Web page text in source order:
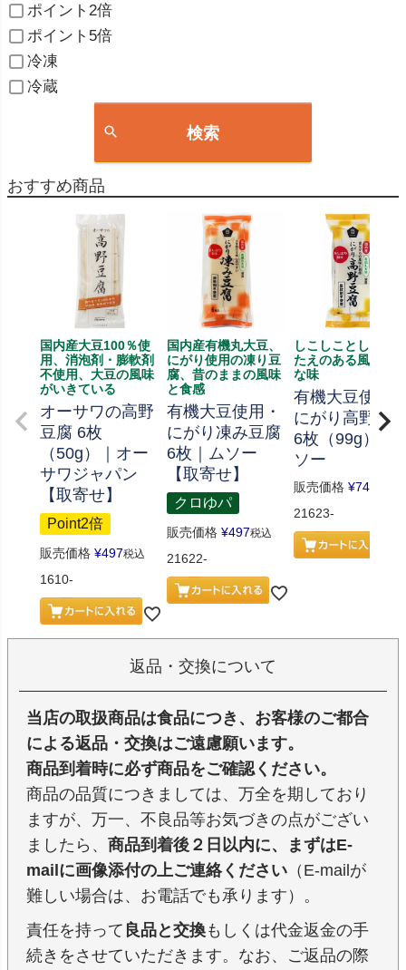
ポイント2倍
ポイント5倍
冷凍
冷蔵
検索
おすすめ商品
国内産大豆100％使
用、消泡剤・膨軟剤
不使用、大豆の風味
がいきている
オーサワの高野
豆腐 6枚
（50g）｜オー
サワジャパン
【取寄せ】
Point2倍
販売価格 ¥497税込
1610-
国内産有機丸大豆、
にがり使用の凍り豆
腐、昔のままの風味
と食感
有機大豆使用・
にがり凍み豆腐
6枚｜ムソー
【取寄せ】
クロゆパ
販売価格 ¥497税込
21622-
しこしことした歯
たえのある風味豊
な味
有機大豆使用
にがり高野豆
6枚（99g）｜
ソー
販売価格 ¥745
21623-
返品・交換について
当店の取扱商品は食品につき、お客様のご都合
による返品・交換はご遠慮願います。
商品到着時に必ず商品をご確認ください。
商品の品質につきましては、万全を期しており
ますが、万一、不良品等お気づきの点がござい
ましたら、 商品到着後２日以内に、まずはE-
mailに画像添付の上ご連絡ください （E-mailが
難しい場合は、お電話でも承ります）。
責任を持って 良品と交換もしくは代金返金の手
続きをさせていただきます。なお、ご返品の際